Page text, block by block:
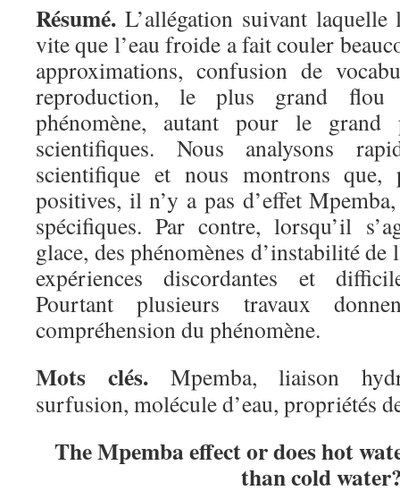
Résumé. L’allégation suivant laquelle
vite que l’eau froide a fait couler
approximations, confusion de
reproduction, le plus grand flou
phénomène, autant pour le
scientifiques. Nous analysons
scientifique et nous montrons que,
positives, il n’y a pas d’effet
spécifiques. Par contre, lorsqu’il
glace, des phénomènes d’instabilité
expériences discordantes et
Pourtant plusieurs travaux
compréhension du phénomène.
Mots clés.Mpemba, liaison
surfusion, molécule d’eau, propriétés
The Mpemba effectordoes hot
than cold